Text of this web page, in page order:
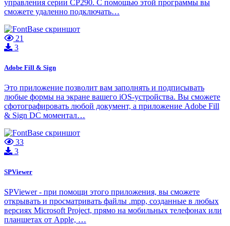
управления серии CP290. С помощью этой программы вы
сможете удаленно подключать…
21
3
Adobe Fill & Sign
Это приложение позволит вам заполнять и подписывать
любые формы на экране вашего iOS-устройства. Вы сможете
сфотографировать любой документ, а приложение Adobe Fill
& Sign DC моментал…
33
3
SPViewer
SPViewer - при помощи этого приложения, вы сможете
открывать и просматривать файлы .mpp, созданные в любых
версиях Microsoft Project, прямо на мобильных телефонах или
планшетах от Apple, …